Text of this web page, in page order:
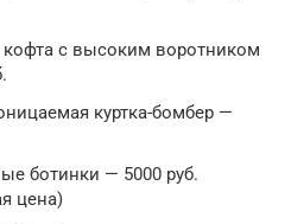
с высоким воротником
куртка-бомбер —
ботинки — 5000 руб.
цена)